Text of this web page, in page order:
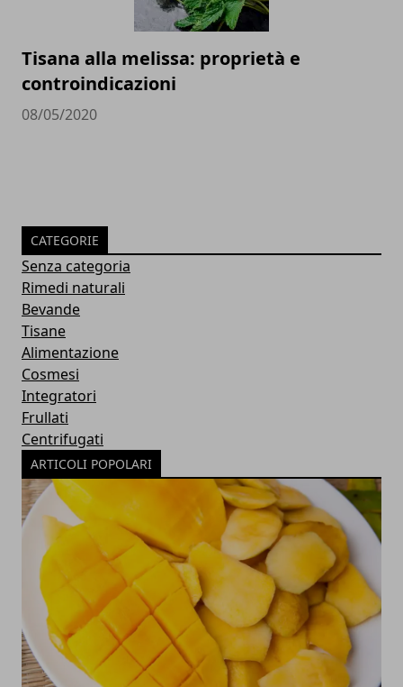
Tisana alla melissa: proprietà e
controindicazioni
08/05/2020
CATEGORIE
Senza categoria
Rimedi naturali
Bevande
Tisane
Alimentazione
Cosmesi
Integratori
Frullati
Centrifugati
ARTICOLI POPOLARI